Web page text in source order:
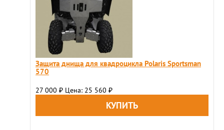
Защита днища для квадроцикла Polaris Sportsman
570
27 000 ₽ Цена: 25 560 ₽